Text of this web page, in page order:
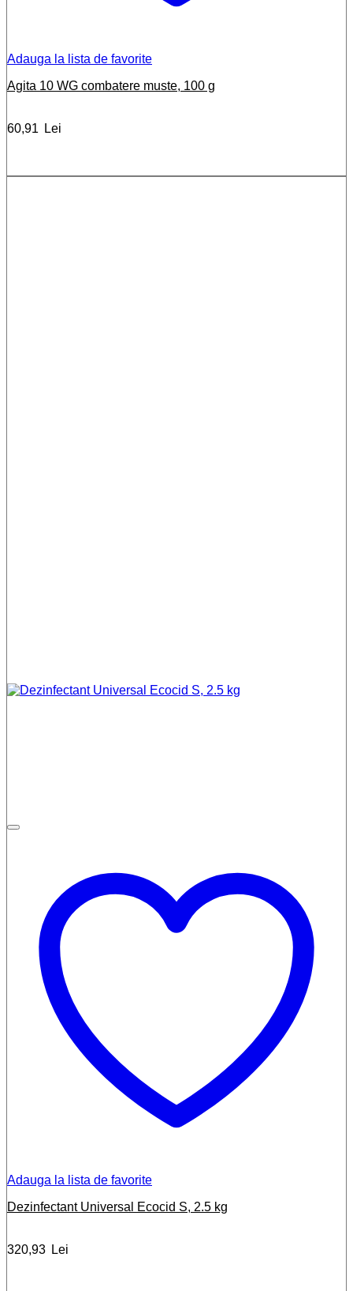
Adauga la lista de favorite
Agita 10 WG combatere muste, 100 g
60,91 Lei
Adauga la lista de favorite
Dezinfectant Universal Ecocid S, 2.5 kg
320,93 Lei